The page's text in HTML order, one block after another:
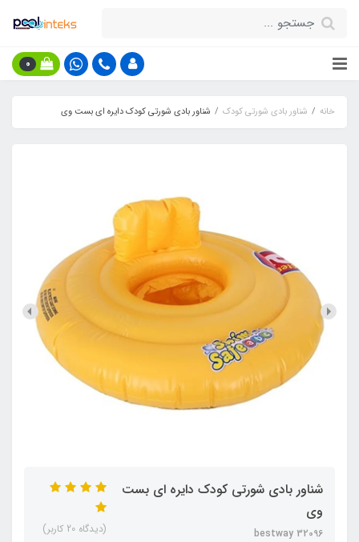
0
خانه شناور بادی شورتی کودک شناور بادی شورتی کودک دایره ای بست وی
شناور بادی شورتی کودک دایره ای بست
وی
bestway 32096 (دیدگاه 20 کاربر)